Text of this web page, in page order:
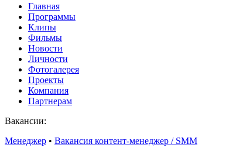
Главная
Программы
Клипы
Фильмы
Новости
Личности
Фотогалерея
Проекты
Компания
Партнерам
Вакансии:
Менеджер • Вакансия контент-менеджер / SMM